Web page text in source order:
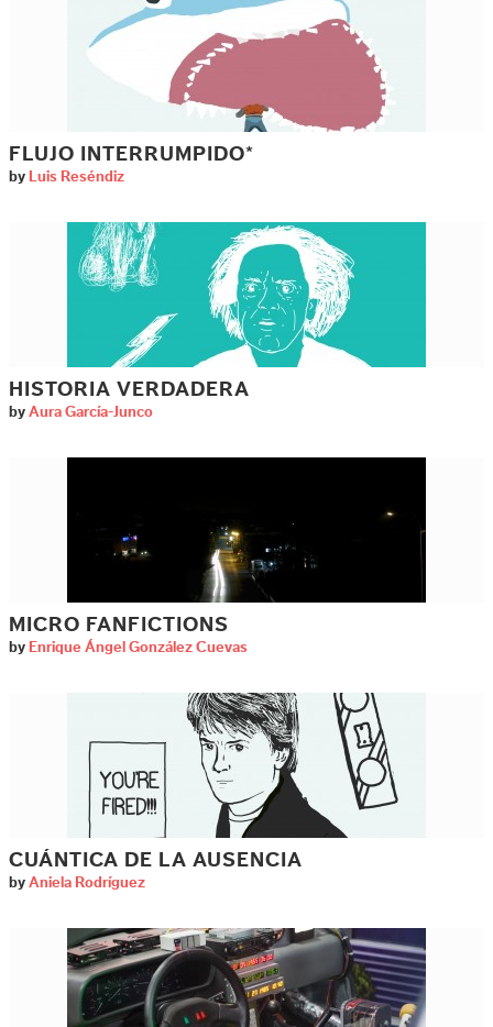
FLUJO INTERRUMPIDO*
by Luis Reséndiz
HISTORIA VERDADERA
by Aura García-Junco
MICRO FANFICTIONS
by Enrique Ángel González Cuevas
CUÁNTICA DE LA AUSENCIA
by Aniela Rodríguez